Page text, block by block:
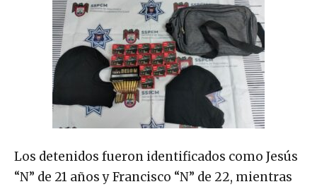
Los detenidos fueron identificados como Jesús
“N” de 21 años y Francisco “N” de 22, mientras